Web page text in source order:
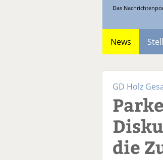
Das
News
GD Holz
die